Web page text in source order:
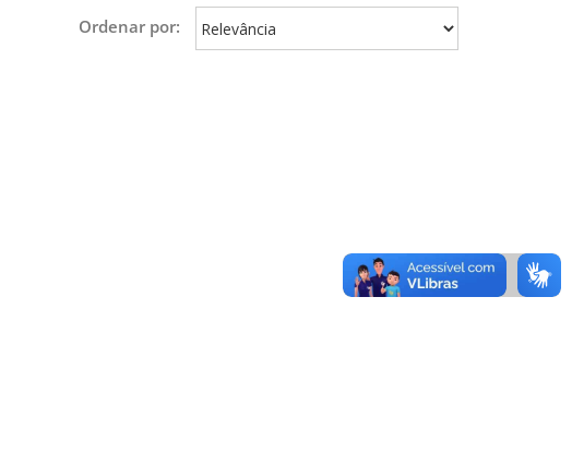
Ordenar por: